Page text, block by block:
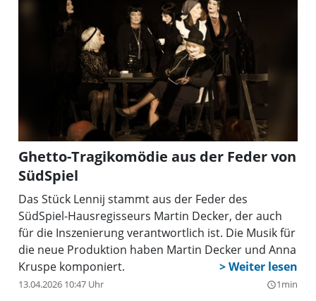
Ghetto-Tragikomödie aus der Feder von
SüdSpiel
Das Stück Lennij stammt aus der Feder des
SüdSpiel-Hausregisseurs Martin Decker, der auch
für die Inszenierung verantwortlich ist. Die Musik für
die neue Produktion haben Martin Decker und Anna
Kruspe komponiert.
13.04.2026 10:47 Uhr query_builder1min